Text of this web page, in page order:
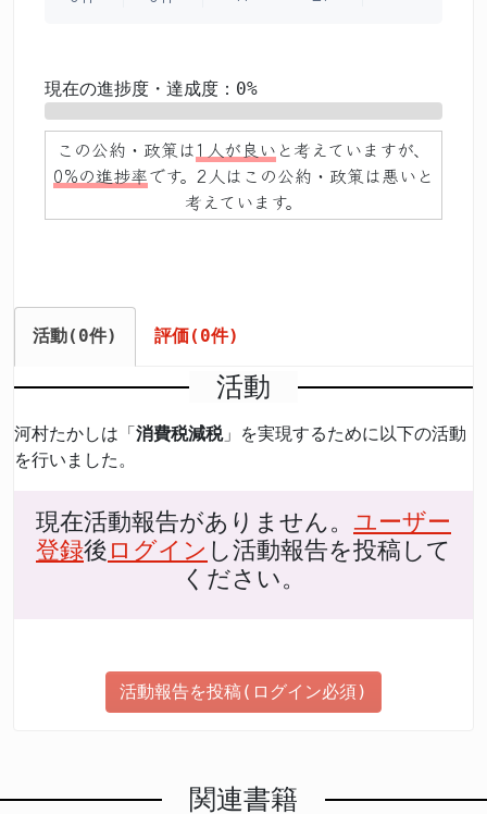
現在の進捗度・達成度：0%
この公約・政策は1人が良い と考えていますが、
0%の進捗率です。2人はこの公約・政策は悪いと
考えています。
活動(0件) 評価(0件)
活動
河村たかしは「消費税減税」を実現するために以下の活動
を行いました。
現在活動報告がありません。 ユーザー
登録後 ログイン し活動報告を投稿して
ください。
活動報告を投稿(ログイン必須)
関連書籍